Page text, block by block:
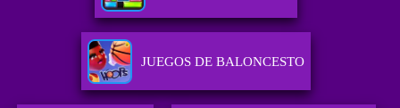
JUEGOS DE BALONCESTO